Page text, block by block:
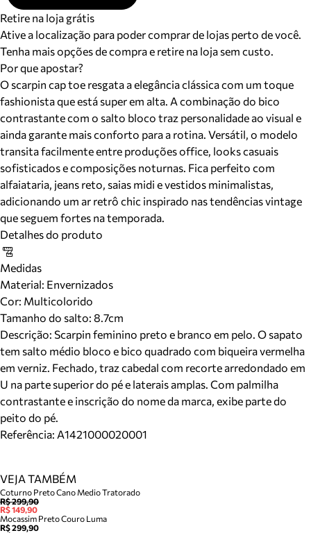
Retire na loja grátis
Ative a localização para poder comprar de lojas perto de você.
Tenha mais opções de compra e retire na loja sem custo.
Por que apostar?
O scarpin cap toe resgata a elegância clássica com um toque
fashionista que está super em alta. A combinação do bico
contrastante com o salto bloco traz personalidade ao visual e
ainda garante mais conforto para a rotina. Versátil, o modelo
transita facilmente entre produções office, looks casuais
sofisticados e composições noturnas. Fica perfeito com
alfaiataria, jeans reto, saias midi e vestidos minimalistas,
adicionando um ar retrô chic inspirado nas tendências vintage
que seguem fortes na temporada.
Detalhes do produto
Medidas
Material: Envernizados
Cor: Multicolorido
Tamanho do salto: 8.7cm
Descrição: Scarpin feminino preto e branco em pelo. O sapato
tem salto médio bloco e bico quadrado com biqueira vermelha
em verniz. Fechado, traz cabedal com recorte arredondado em
U na parte superior do pé e laterais amplas. Com palmilha
contrastante e inscrição do nome da marca, exibe parte do
peito do pé.
Referência: A1421000020001
VEJA TAMBÉM
Coturno Preto Cano Medio Tratorado
R$ 299,90
R$ 149,90
Mocassim Preto Couro Luma
R$ 299,90